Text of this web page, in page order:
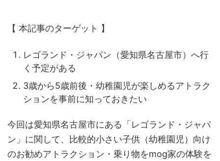
【 本記事のターゲット 】
レゴランド・ジャパン（愛知県名古屋市）へ行
く予定がある
3歳から5歳前後・幼稚園児が楽しめるアトラク
ションを事前に知っておきたい
今回は愛知県名古屋市にある「レゴランド・ジャパ
ン」に関して、比較的小さい子供（幼稚園児）向け
のお勧めアトラクション・乗り物をmog家の体験を